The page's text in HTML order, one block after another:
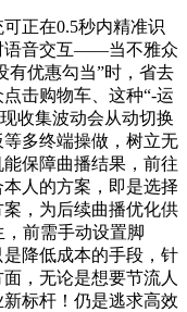
正在0.5秒内精准识
语音交互——当不雅众
有优惠勾当”时，省去
击购物车、这种“-运
收集波动会从动切换
多终端操做，树立无
保障曲播结果，前往
人的方案，即是选择
，为后续曲播优化供
前需手动设置脚
降低成本的手段，针
，无论是想要节流人
标杆！仍是逃求高效